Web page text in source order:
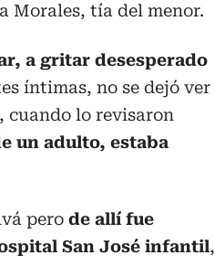
Morales, tía del menor.
a gritar desesperado
íntimas, no se dejó ver
cuando lo revisaron
un adulto, estaba
pero de allí fue
San José infantil,